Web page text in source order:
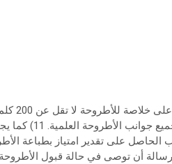
تزيد عن صفحة)، بحيث
على تقدير امتياز بطباعة
أن توصى في حالة قبول